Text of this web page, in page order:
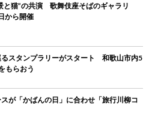
と猫”の共演 歌舞伎座そばのギャラリ
から開催
スタンプラリーがスタート 和歌山市内5
もらおう
が「かばんの日」に合わせ「旅行川柳コ